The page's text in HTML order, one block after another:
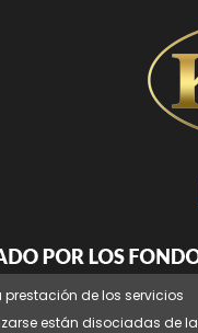
de los servicios
están disociadas de la